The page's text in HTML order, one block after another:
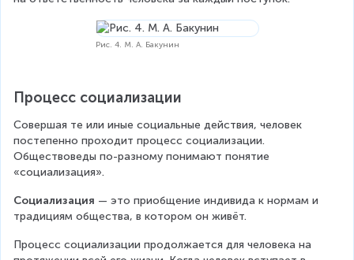
Рис. 4. М. А. Бакунин
Процесс социализации
Совершая те или иные социальные действия, человек
постепенно проходит процесс социализации.
Обществоведы по-разному понимают понятие
«социализация».
Социализация — это приобщение индивида к нормам и
традициям общества, в котором он живёт.
Процесс социализации продолжается для человека на